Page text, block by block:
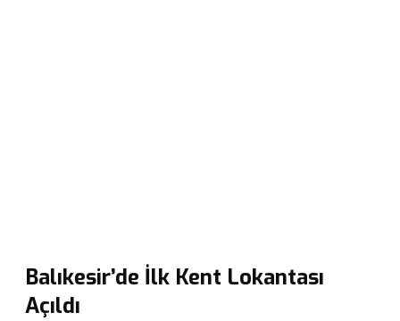
Balıkesir’de İlk Kent Lokantası
Açıldı